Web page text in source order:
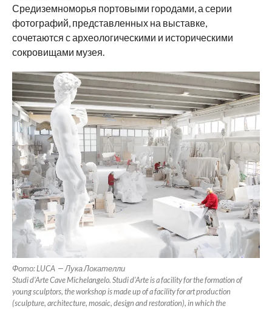
Средиземноморья портовыми городами, а серии
фотографий, представленных на выставке,
сочетаются с археологическими и историческими
сокровищами музея.
Фото: LUCA — Лука Локателли
Studi d’Arte Cave Michelangelo. Studi d’Arte is a facility for the formation of
young sculptors, the workshop is made up of a facility for art production
(sculpture, architecture, mosaic, design and restoration), in which the